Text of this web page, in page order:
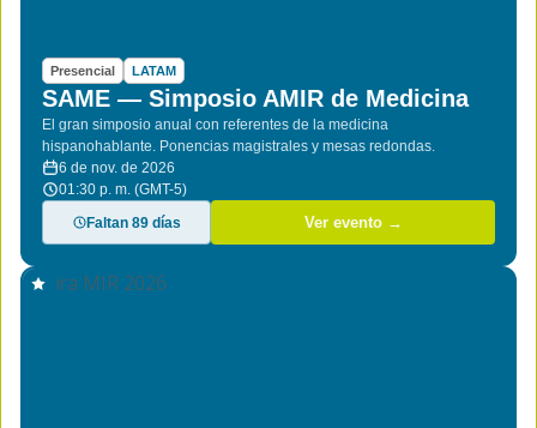
Presencial LATAM
SAME — Simposio AMIR de Medicina
El gran simposio anual con referentes de la medicina
hispanohablante. Ponencias magistrales y mesas redondas.
6 de nov. de 2026
01:30 p. m. (GMT-5)
Faltan 89 días
Ver evento →